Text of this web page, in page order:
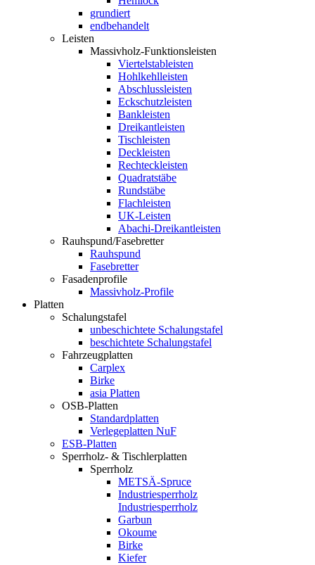
grundiert
endbehandelt
Leisten
Massivholz-Funktionsleisten
Viertelstableisten
Hohlkehlleisten
Abschlussleisten
Eckschutzleisten
Bankleisten
Dreikantleisten
Tischleisten
Deckleisten
Rechteckleisten
Quadratstäbe
Rundstäbe
Flachleisten
UK-Leisten
Abachi-Dreikantleisten
Rauhspund/Fasebretter
Rauhspund
Fasebretter
Fasadenprofile
Massivholz-Profile
Platten
Schalungstafel
unbeschichtete Schalungstafel
beschichtete Schalungstafel
Fahrzeugplatten
Carplex
Birke
asia Platten
OSB-Platten
Standardplatten
Verlegeplatten NuF
ESB-Platten
Sperrholz- & Tischlerplatten
Sperrholz
METSÄ-Spruce
Industriesperrholz
Industriesperrholz
Garbun
Okoume
Birke
Kiefer